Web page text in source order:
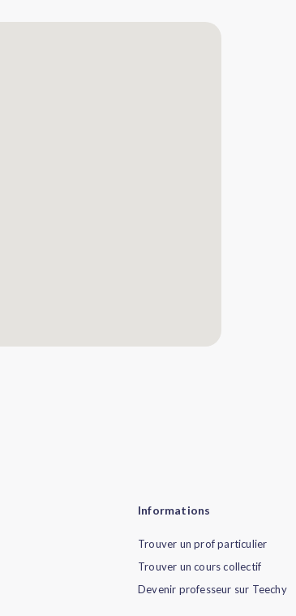
Informations
Trouver un prof particulier
Trouver un cours collectif
Devenir professeur sur Teechy